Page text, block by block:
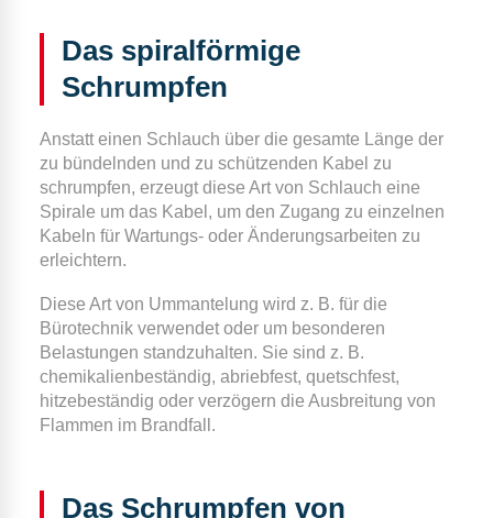
Das spiralförmige
Schrumpfen
Anstatt einen Schlauch über die gesamte Länge der
zu bündelnden und zu schützenden Kabel zu
schrumpfen, erzeugt diese Art von Schlauch eine
Spirale um das Kabel, um den Zugang zu einzelnen
Kabeln für Wartungs- oder Änderungsarbeiten zu
erleichtern.
Diese Art von Ummantelung wird z. B. für die
Bürotechnik verwendet oder um besonderen
Belastungen standzuhalten. Sie sind z. B.
chemikalienbeständig, abriebfest, quetschfest,
hitzebeständig oder verzögern die Ausbreitung von
Flammen im Brandfall.
Das Schrumpfen von